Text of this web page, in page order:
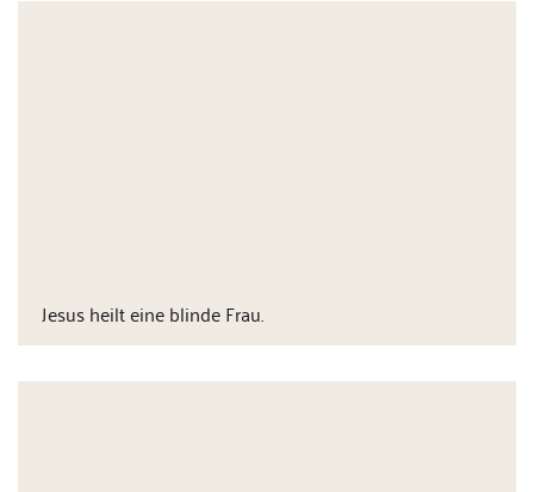
Jesus heilt eine blinde Frau.